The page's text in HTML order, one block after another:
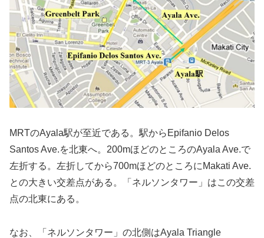
MRTのAyala駅が至近である。駅からEpifanio Delos
Santos Ave.を北東へ。200mほどのところのAyala Ave.で
左折する。左折してから700mほどのところにMakati Ave.
との大きい交差点がある。「ネルソンタワー」はこの交差
点の北東にある。
なお、「ネルソンタワー」の北側はAyala Triangle